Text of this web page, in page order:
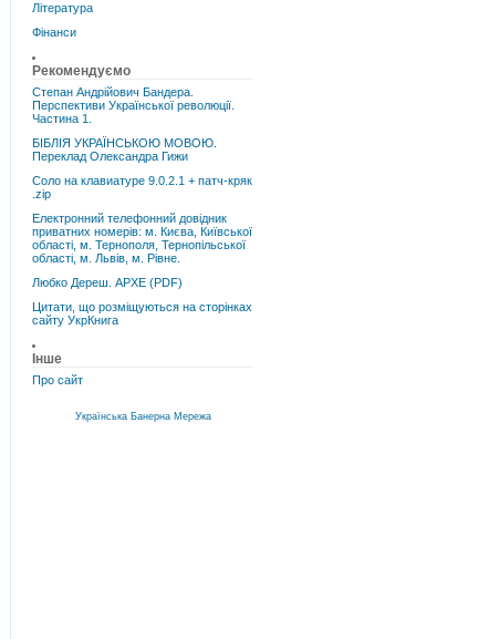
Література
Фінанси
Рекомендуємо
Степан Андрійович Бандера.
Перспективи Української революції.
Частина 1.
БІБЛІЯ УКРАЇНСЬКОЮ МОВОЮ.
Переклад Олександра Гижи
Соло на клавиатуре 9.0.2.1 + патч-кряк
.zip
Електронний телефонний довідник
приватних номерів: м. Києва, Київської
області, м. Тернополя, Тернопільської
області, м. Львів, м. Рівне.
Любко Дереш. АРХЕ (PDF)
Цитати, що розміщуються на сторінках
сайту УкрКнига
Інше
Про сайт
Українська Банерна Мережа